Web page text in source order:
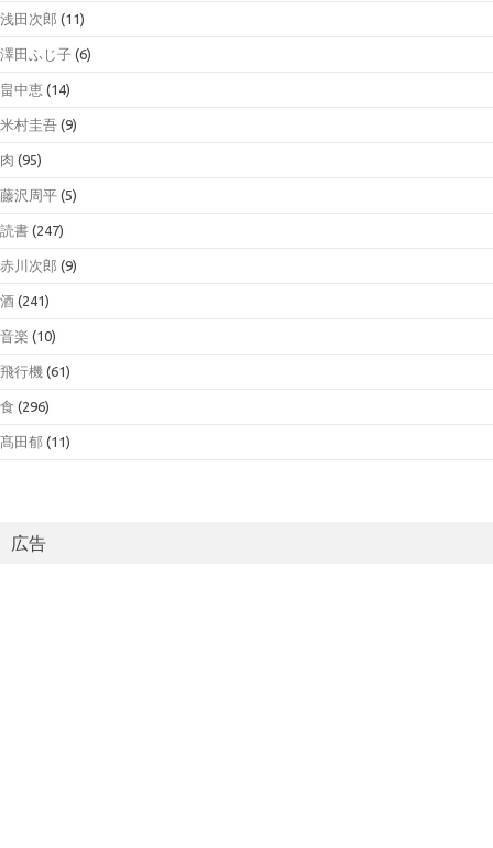
浅田次郎 (11)
澤田ふじ子 (6)
畠中恵 (14)
米村圭吾 (9)
肉 (95)
藤沢周平 (5)
読書 (247)
赤川次郎 (9)
酒 (241)
音楽 (10)
飛行機 (61)
食 (296)
髙田郁 (11)
広告